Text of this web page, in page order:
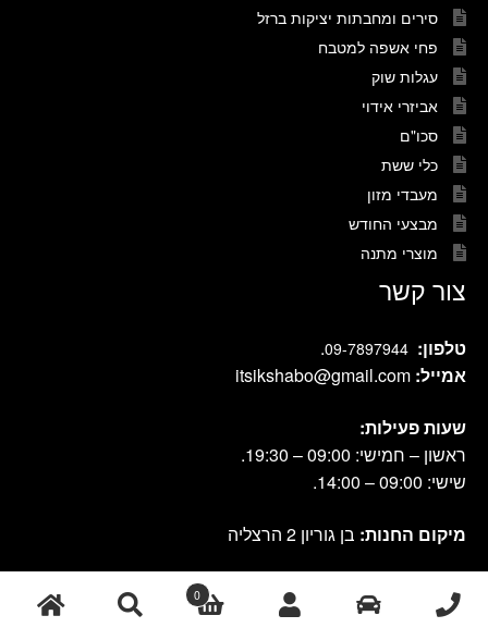
סירים ומחבתות יציקות ברזל
פחי אשפה למטבח
עגלות שוק
אביזרי אידוי
סכו"ם
כלי ששת
מעבדי מזון
מבצעי החודש
מוצרי מתנה
צור קשר
טלפון: 09-7897944
.
אמייל: itsikshabo@gmail.com
שעות פעילות:
ראשון – חמישי: 09:00 – 19:30.
שישי: 09:00 – 14:00.
מיקום החנות: בן גוריון 2 הרצליה
cook shop 2021 © אתר זה נבנה ועוצב על-ידי |אחסון
0